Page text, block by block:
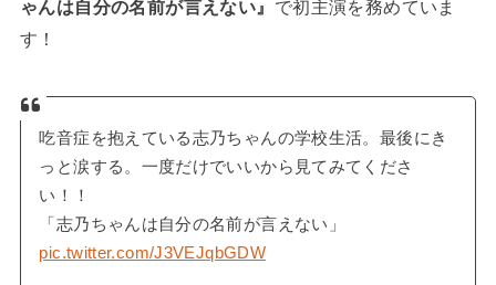
ゃんは自分の名前が言えない』 で初主演を務めていま
す！
吃音症を抱えている志乃ちゃんの学校生活。最後にき
っと涙する。一度だけでいいから見てみてくださ
い！！
「志乃ちゃんは自分の名前が言えない」
pic.twitter.com/J3VEJqbGDW